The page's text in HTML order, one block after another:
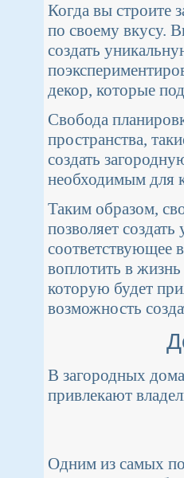
Когда вы строите
по своему вкусу.
создать
декор, которые
Свобода
пространства,
создать
необходимым для
Таким образом,
позволяет
соответствующее
воплотить в
которую будет
возможность
В загородных
привлекают
Одним из самых